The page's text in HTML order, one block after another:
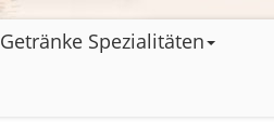
Getränke Spezialitäten